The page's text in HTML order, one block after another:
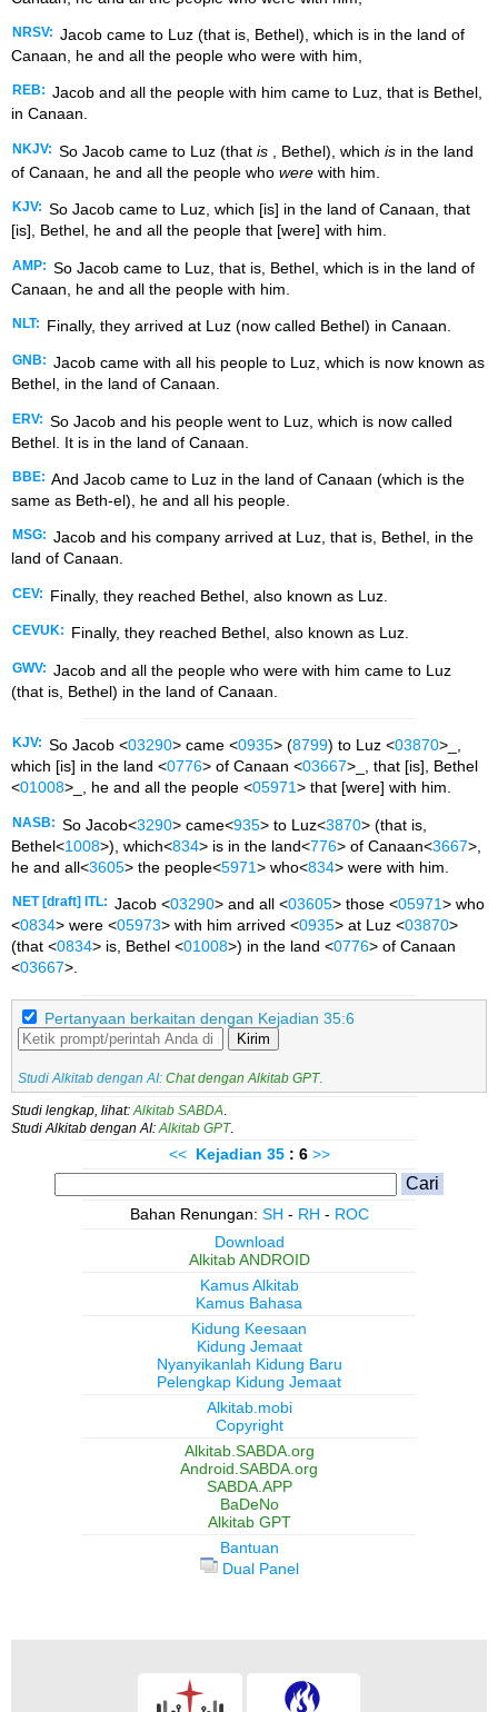
NRSV: Jacob came to Luz (that is, Bethel), which is in the land of
Canaan, he and all the people who were with him,
REB: Jacob and all the people with him came to Luz, that is Bethel,
in Canaan.
NKJV: So Jacob came to Luz (that is , Bethel), which is in the land
of Canaan, he and all the people who were with him.
KJV: So Jacob came to Luz, which [is] in the land of Canaan, that
[is], Bethel, he and all the people that [were] with him.
AMP: So Jacob came to Luz, that is, Bethel, which is in the land of
Canaan, he and all the people with him.
NLT: Finally, they arrived at Luz (now called Bethel) in Canaan.
GNB: Jacob came with all his people to Luz, which is now known as
Bethel, in the land of Canaan.
ERV: So Jacob and his people went to Luz, which is now called
Bethel. It is in the land of Canaan.
BBE: And Jacob came to Luz in the land of Canaan (which is the
same as Beth-el), he and all his people.
MSG: Jacob and his company arrived at Luz, that is, Bethel, in the
land of Canaan.
CEV: Finally, they reached Bethel, also known as Luz.
CEVUK: Finally, they reached Bethel, also known as Luz.
GWV: Jacob and all the people who were with him came to Luz
(that is, Bethel) in the land of Canaan.
KJV: So Jacob <03290> came <0935> (8799) to Luz <03870>_,
which [is] in the land <0776> of Canaan <03667>_, that [is], Bethel
<01008>_, he and all the people <05971> that [were] with him.
NASB: So Jacob<3290> came<935> to Luz<3870> (that is,
Bethel<1008>), which<834> is in the land<776> of Canaan<3667>,
he and all<3605> the people<5971> who<834> were with him.
NET [draft] ITL: Jacob <03290> and all <03605> those <05971> who
<0834> were <05973> with him arrived <0935> at Luz <03870>
(that <0834> is, Bethel <01008>) in the land <0776> of Canaan
<03667>.
Pertanyaan berkaitan dengan Kejadian 35:6
Kirim
Studi Alkitab dengan AI: Chat dengan Alkitab GPT.
Studi lengkap, lihat: Alkitab SABDA
Studi Alkitab dengan AI: Alkitab GPT.
<< Kejadian 35 : 6 >>
Bahan Renungan: SH - RH - ROC
Download
Alkitab ANDROID
Kamus Alkitab
Kamus Bahasa
Kidung Keesaan
Kidung Jemaat
Nyanyikanlah Kidung Baru
Pelengkap Kidung Jemaat
Alkitab.mobi
Copyright
Alkitab.SABDA.org
Android.SABDA.org
SABDA.APP
BaDeNo
Alkitab GPT
Bantuan
Dual Panel